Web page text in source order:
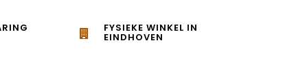
FYSIEKE WINKEL IN
EINDHOVEN